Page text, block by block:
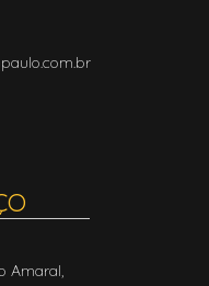
Amaral,